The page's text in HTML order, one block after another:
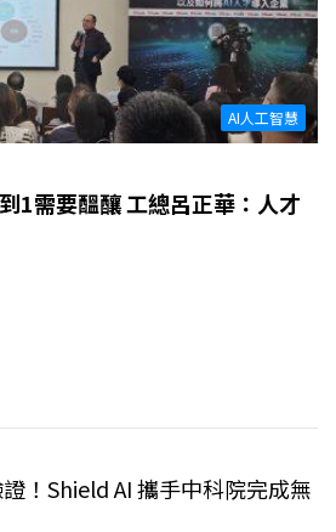
AI人工智慧
1需要醞釀 工總呂正華：人才
！Shield AI 攜手中科院完成無